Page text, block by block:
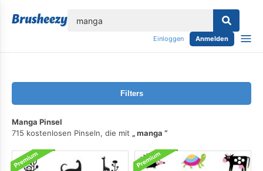
Einloggen Anmelden
Filters
Manga Pinsel
715 kostenlosen Pinseln, die mit
manga